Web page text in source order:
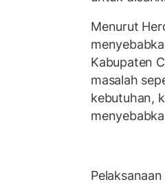
Menurut
Kabupaten
masalah
kebutuhan,